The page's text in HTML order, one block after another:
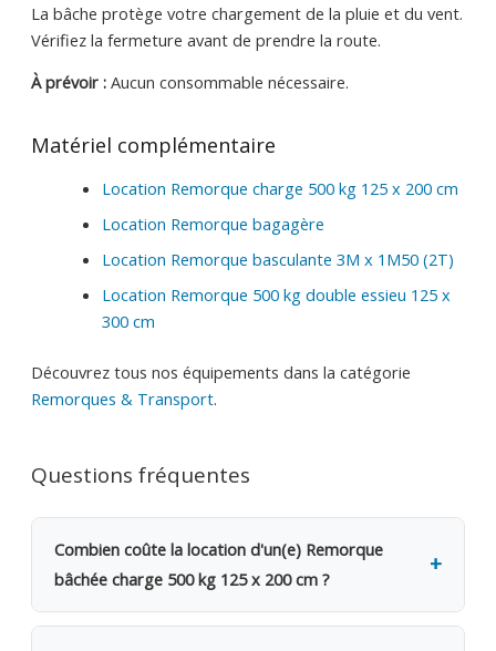
La bâche protège votre chargement de la pluie et du vent.
Vérifiez la fermeture avant de prendre la route.
À prévoir :Aucun consommable nécessaire.
Matériel complémentaire
Location Remorque charge 500 kg 125 x 200 cm
Location Remorque bagagère
Location Remorque basculante 3M x 1M50 (2T)
Location Remorque 500 kg double essieu 125 x
300 cm
Découvrez tous nos équipements dans la catégorie
Remorques & Transport.
Questions fréquentes
Combien coûte la location d'un(e) Remorque
bâchée charge 500 kg 125 x 200 cm ?
La location d'un(e) Remorque bâchée charge 500 kg